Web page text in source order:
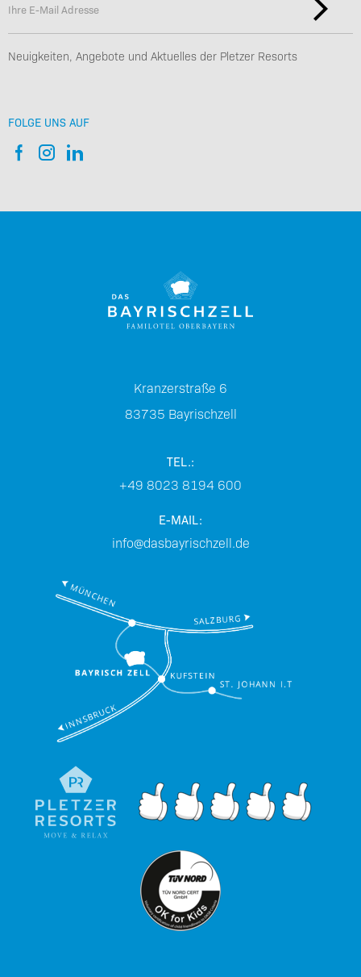
Neuigkeiten, Angebote und Aktuelles der Pletzer Resorts
FOLGE UNS AUF
Kranzerstraße 6
83735 Bayrischzell
TEL.:
+49 8023 8194 600
E-MAIL:
info@dasbayrischzell.de